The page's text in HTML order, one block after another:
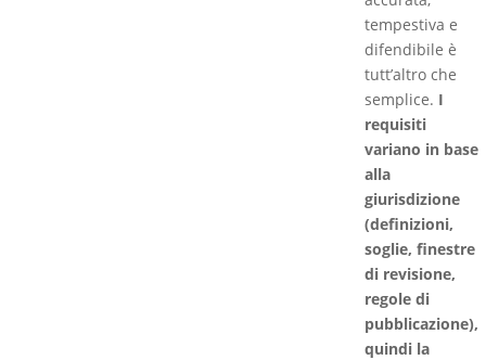
tempestiva e
difendibile è
tutt’altro che
semplice. I
requisiti
variano in base
alla
giurisdizione
(definizioni,
soglie, finestre
di revisione,
regole di
pubblicazione),
quindi la